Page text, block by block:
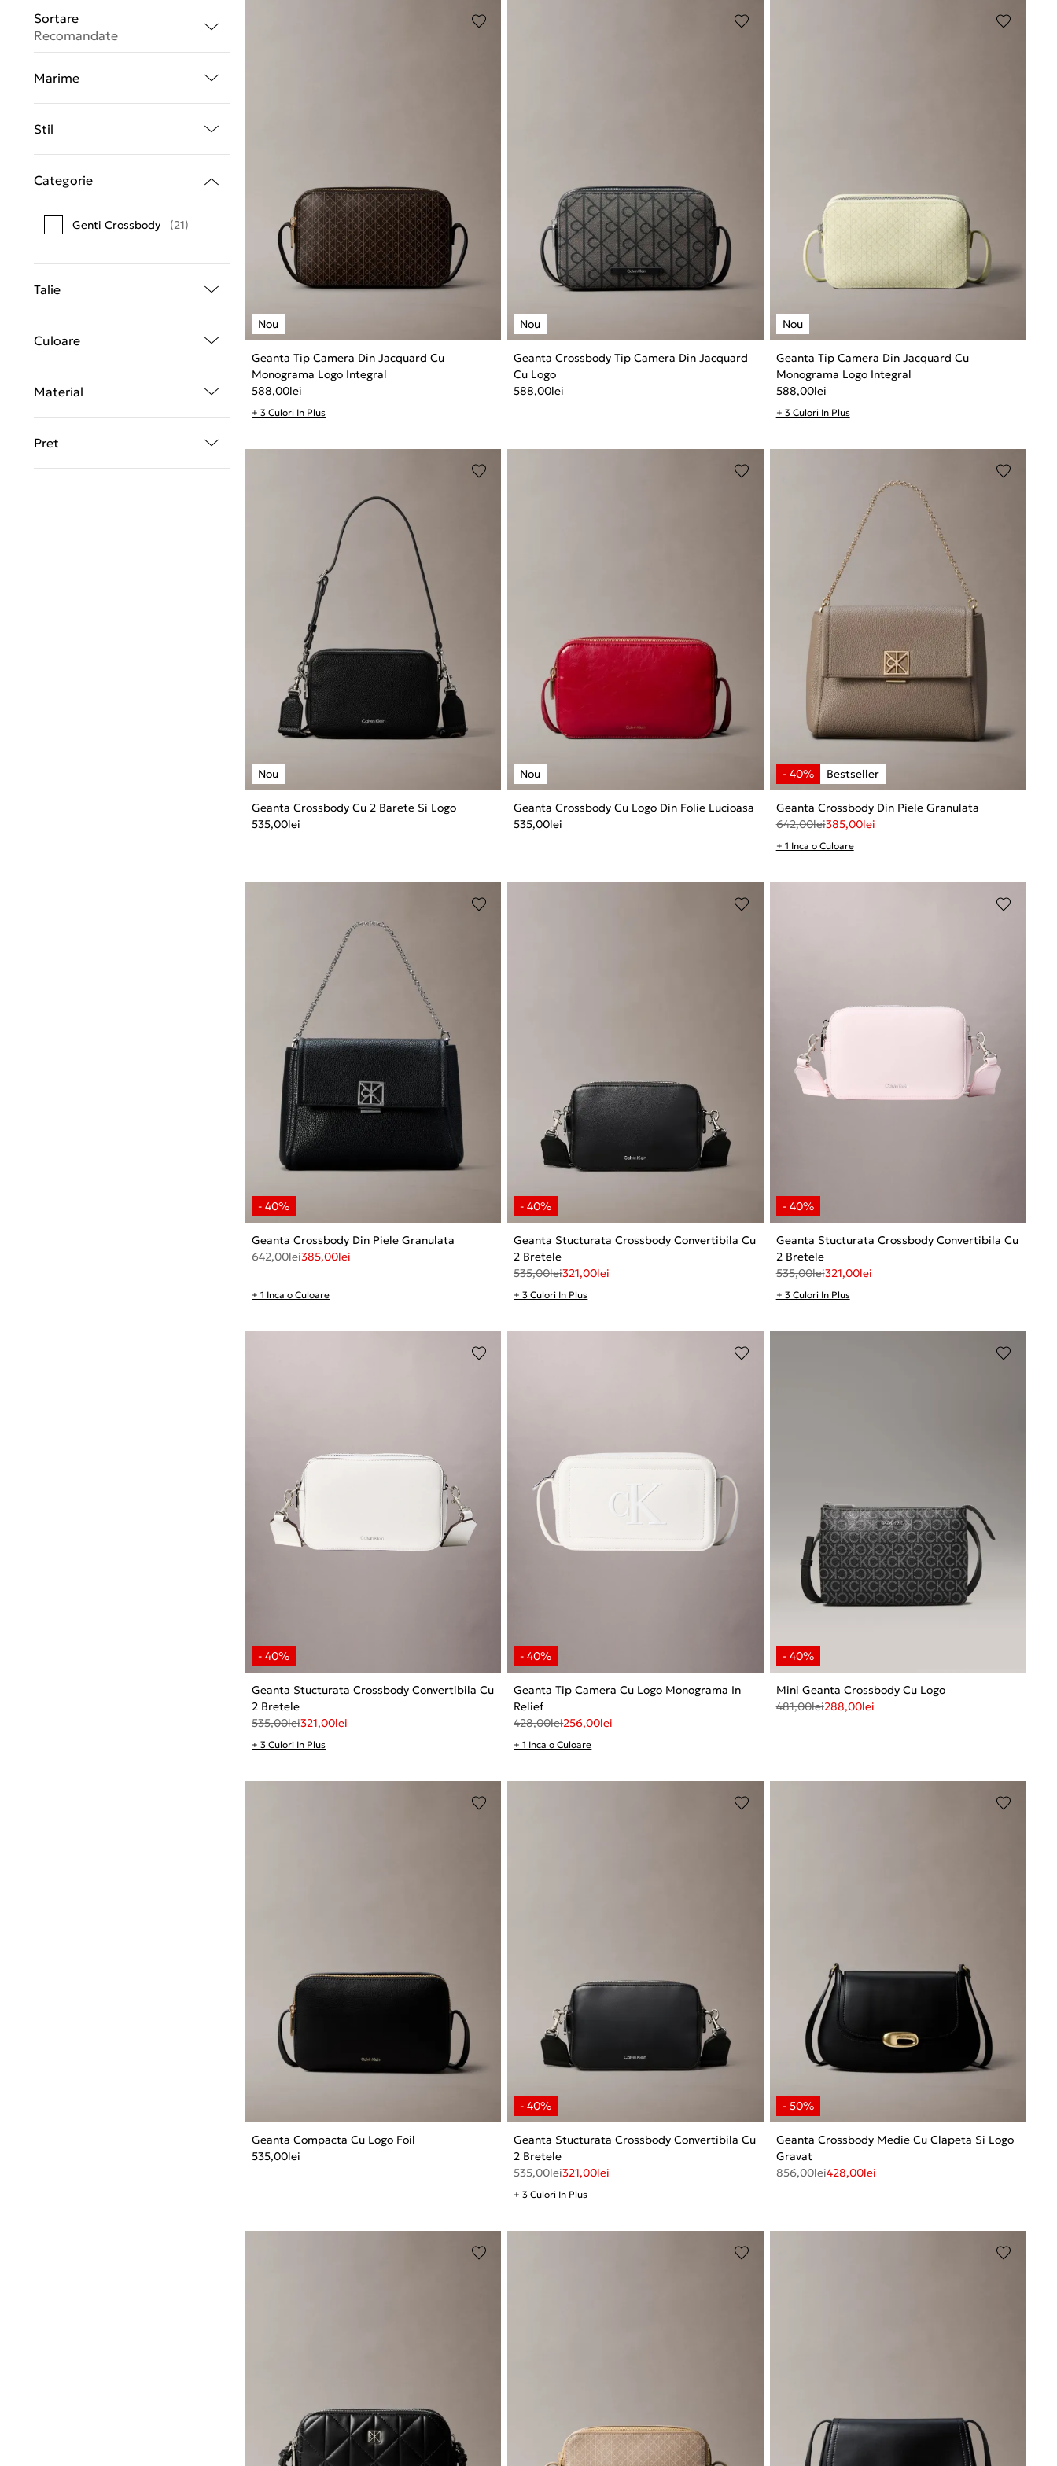
Sortare
Recomandate
Marime
Stil
Categorie
Genti Crossbody (21)
Talie
Culoare
Material
Pret
Geanta Tip Camera Din Jacquard Cu
Monograma Logo Integral
588,00lei
+ 3 Culori In Plus
Geanta Crossbody Tip Camera Din Jacquard
Cu Logo
588,00lei
Geanta Tip Camera Din Jacquard Cu
Monograma Logo Integral
588,00lei
+ 3 Culori In Plus
Geanta Crossbody Cu 2 Barete Si Logo
535,00lei
Geanta Crossbody Cu Logo Din Folie Lucioasa
535,00lei
Geanta Crossbody Din Piele Granulata
642,00lei385,00lei
+ 1 Inca o Culoare
Geanta Crossbody Din Piele Granulata
642,00lei385,00lei
+ 1 Inca o Culoare
Geanta Stucturata Crossbody Convertibila Cu
2 Bretele
535,00lei321,00lei
+ 3 Culori In Plus
Geanta Stucturata Crossbody Convertibila Cu
2 Bretele
535,00lei321,00lei
+ 3 Culori In Plus
Geanta Stucturata Crossbody Convertibila Cu
2 Bretele
535,00lei321,00lei
+ 3 Culori In Plus
Geanta Tip Camera Cu Logo Monograma In
Relief
428,00lei256,00lei
+ 1 Inca o Culoare
Mini Geanta Crossbody Cu Logo
481,00lei288,00lei
Geanta Compacta Cu Logo Foil
535,00lei
Geanta Stucturata Crossbody Convertibila Cu
2 Bretele
535,00lei321,00lei
+ 3 Culori In Plus
Geanta Crossbody Medie Cu Clapeta Si Logo
Gravat
856,00lei428,00lei